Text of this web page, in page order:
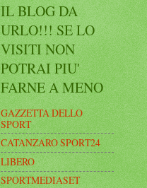
IL BLOG DA
URLO!!! SE LO
VISITI NON
POTRAI PIU'
FARNE A MENO
GAZZETTA DELLO
SPORT
CATANZARO SPORT24
LIBERO
SPORTMEDIASET